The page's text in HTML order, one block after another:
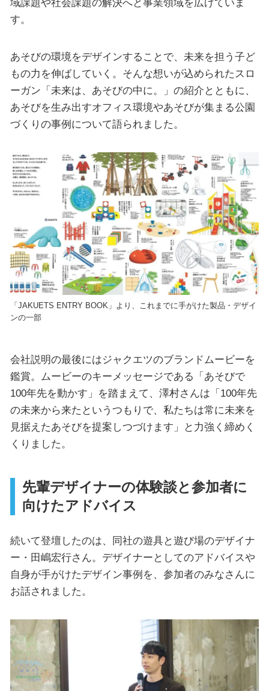
域課題や社会課題の解決へと事業領域を広げていま
す。
あそびの環境をデザインすることで、未来を担う子ど
もの力を伸ばしていく。そんな想いが込められたスロ
ーガン「未来は、あそびの中に。」の紹介とともに、
あそびを生み出すオフィス環境やあそびが集まる公園
づくりの事例について語られました。
「JAKUETS ENTRY BOOK」より、これまでに手がけた製品・デザイ
ンの一部
会社説明の最後にはジャクエツのブランドムービーを
鑑賞。ムービーのキーメッセージである「あそびで
100年先を動かす」を踏まえて、澤村さんは「100年先
の未来から来たというつもりで、私たちは常に未来を
見据えたあそびを提案しつづけます」と力強く締めく
くりました。
先輩デザイナーの体験談と参加者に
向けたアドバイス
続いて登壇したのは、同社の遊具と遊び場のデザイナ
ー・田嶋宏行さん。デザイナーとしてのアドバイスや
自身が手がけたデザイン事例を、参加者のみなさんに
お話されました。